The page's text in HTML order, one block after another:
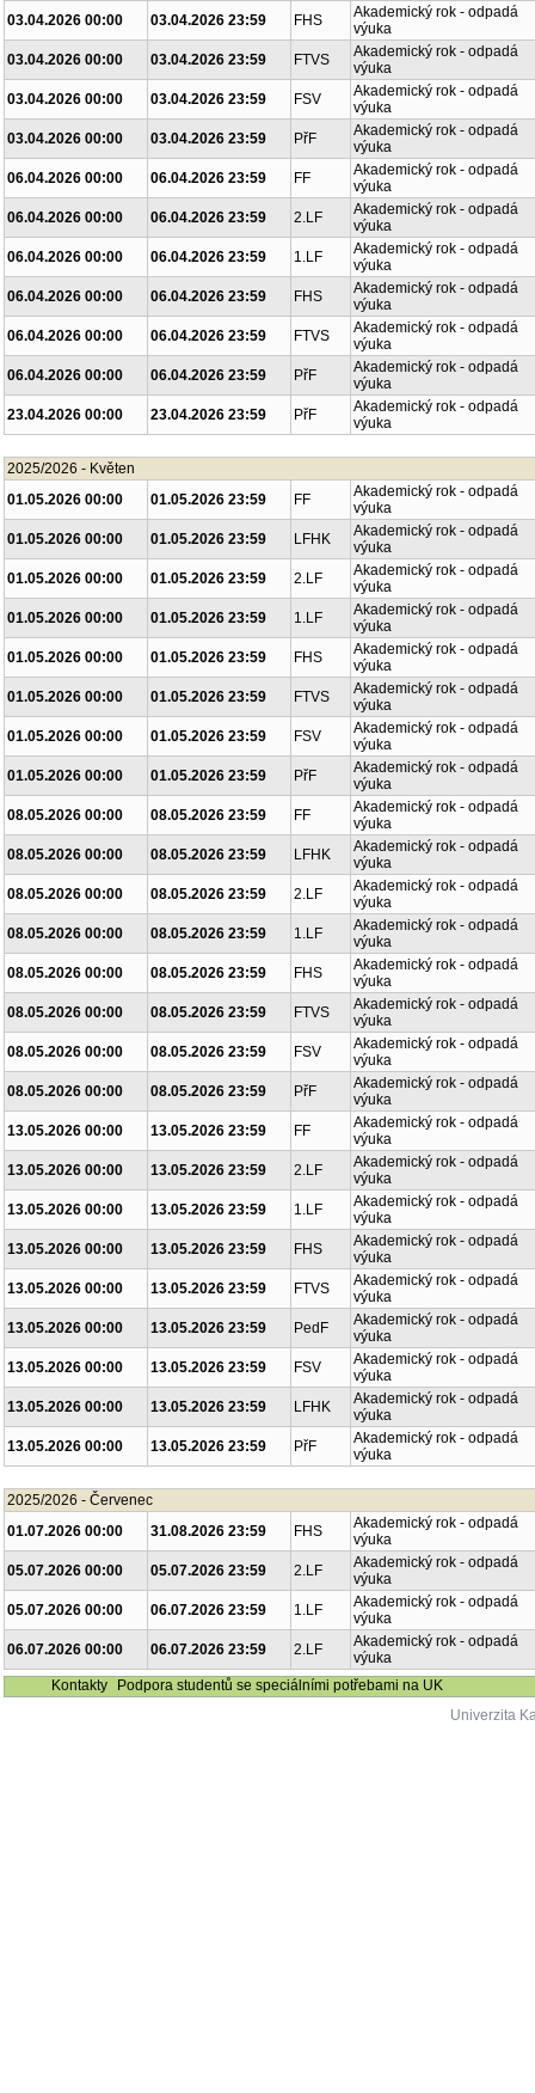
03.04.2026 00:00 03.04.2026 23:59 FHS
Akademický rok - odpadá
výuka
03.04.2026 00:00
03.04.2026 23:59 FTVS
Akademický rok - odpadá
výuka
03.04.2026 00:00
03.04.2026 23:59 FSV
Akademický rok - odpadá
výuka
03.04.2026 00:00
03.04.2026 23:59 PřF
Akademický rok - odpadá
výuka
06.04.2026 00:00
06.04.2026 23:59 FF
Akademický rok - odpadá
výuka
06.04.2026 00:00
06.04.2026 23:59 2.LF
Akademický rok - odpadá
výuka
06.04.2026 00:00
06.04.2026 23:59 1.LF
Akademický rok - odpadá
výuka
06.04.2026 00:00
06.04.2026 23:59 FHS
Akademický rok - odpadá
výuka
06.04.2026 00:00
06.04.2026 23:59 FTVS
Akademický rok - odpadá
výuka
06.04.2026 00:00
06.04.2026 23:59 PřF
Akademický rok - odpadá
výuka
23.04.2026 00:00
23.04.2026 23:59 PřF
Akademický rok - odpadá
výuka
2025/2026 - Květen
01.05.2026 00:00
01.05.2026 23:59 FF
Akademický rok - odpadá
výuka
01.05.2026 00:00
01.05.2026 23:59 LFHK
Akademický rok - odpadá
výuka
01.05.2026 00:00
01.05.2026 23:59 2.LF
Akademický rok - odpadá
výuka
01.05.2026 00:00
01.05.2026 23:59 1.LF
Akademický rok - odpadá
výuka
01.05.2026 00:00
01.05.2026 23:59 FHS
Akademický rok - odpadá
výuka
01.05.2026 00:00
01.05.2026 23:59 FTVS
Akademický rok - odpadá
výuka
01.05.2026 00:00
01.05.2026 23:59 FSV
Akademický rok - odpadá
výuka
01.05.2026 00:00
01.05.2026 23:59 PřF
Akademický rok - odpadá
výuka
08.05.2026 00:00
08.05.2026 23:59 FF
Akademický rok - odpadá
výuka
08.05.2026 00:00
08.05.2026 23:59 LFHK
Akademický rok - odpadá
výuka
08.05.2026 00:00
08.05.2026 23:59 2.LF
Akademický rok - odpadá
výuka
08.05.2026 00:00
08.05.2026 23:59 1.LF
Akademický rok - odpadá
výuka
08.05.2026 00:00
08.05.2026 23:59 FHS
Akademický rok - odpadá
výuka
08.05.2026 00:00
08.05.2026 23:59 FTVS
Akademický rok - odpadá
výuka
08.05.2026 00:00
08.05.2026 23:59 FSV
Akademický rok - odpadá
výuka
08.05.2026 00:00
08.05.2026 23:59 PřF
Akademický rok - odpadá
výuka
13.05.2026 00:00
13.05.2026 23:59 FF
Akademický rok - odpadá
výuka
13.05.2026 00:00
13.05.2026 23:59 2.LF
Akademický rok - odpadá
výuka
13.05.2026 00:00
13.05.2026 23:59 1.LF
Akademický rok - odpadá
výuka
13.05.2026 00:00
13.05.2026 23:59 FHS
Akademický rok - odpadá
výuka
13.05.2026 00:00
13.05.2026 23:59 FTVS
Akademický rok - odpadá
výuka
13.05.2026 00:00
13.05.2026 23:59 PedF
Akademický rok - odpadá
výuka
13.05.2026 00:00
13.05.2026 23:59 FSV
Akademický rok - odpadá
výuka
13.05.2026 00:00
13.05.2026 23:59 LFHK
Akademický rok - odpadá
výuka
13.05.2026 00:00
13.05.2026 23:59 PřF
Akademický rok - odpadá
výuka
2025/2026 - Červenec
01.07.2026 00:00
31.08.2026 23:59 FHS
Akademický rok - odpadá
výuka
05.07.2026 00:00
05.07.2026 23:59 2.LF
Akademický rok - odpadá
výuka
05.07.2026 00:00
06.07.2026 23:59 1.LF
Akademický rok - odpadá
výuka
06.07.2026 00:00
06.07.2026 23:59 2.LF
Akademický rok - odpadá
výuka
Kontakty
Podpora studentů se speciálními potřebami na UK
Univerzita